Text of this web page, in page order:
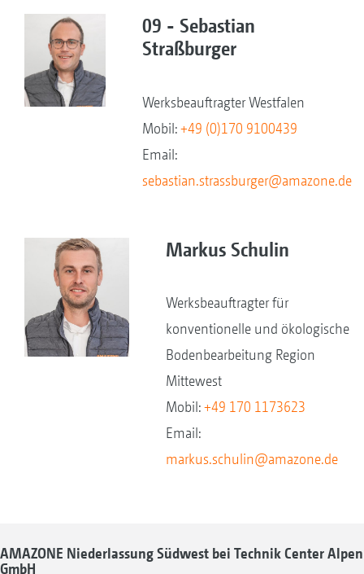
09 - Sebastian
Straßburger
Werksbeauftragter Westfalen
Mobil:+49 (0)170 9100439
Email:
sebastian.strassburger@amazone.de
Markus Schulin
Werksbeauftragter für
konventionelle und ökologische
Bodenbearbeitung Region
Mittewest
Mobil:+49 170 1173623
Email:
markus.schulin@amazone.de
AMAZONE Niederlassung Südwest bei Technik Center Alpen
GmbH